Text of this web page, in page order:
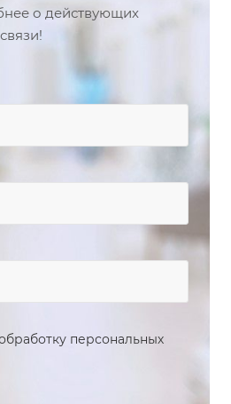
о действующих
персональных